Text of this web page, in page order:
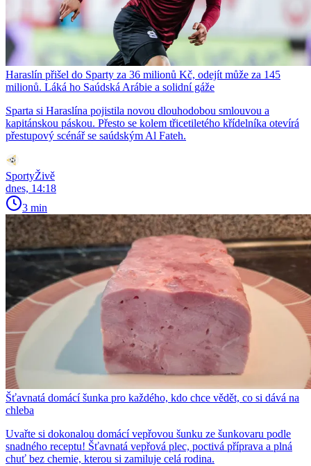
Haraslín přišel do Sparty za 36 milionů Kč, odejít může za 145
milionů. Láká ho Saúdská Arábie a solidní gáže
Sparta si Haraslína pojistila novou dlouhodobou smlouvou a
kapitánskou páskou. Přesto se kolem třicetiletého křídelníka otevírá
přestupový scénář se saúdským Al Fateh.
SportyŽivě
dnes, 14:18
3 min
Šťavnatá domácí šunka pro každého, kdo chce vědět, co si dává na
chleba
Uvařte si dokonalou domácí vepřovou šunku ze šunkovaru podle
snadného receptu! Šťavnatá vepřová plec, poctivá příprava a plná
chuť bez chemie, kterou si zamiluje celá rodina.